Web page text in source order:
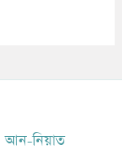
আন-নিয়াত